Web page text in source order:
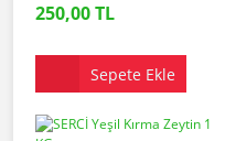
250,00 TL
Sepete Ekle